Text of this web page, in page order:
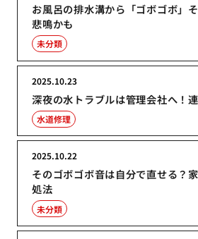
お風呂の排水溝から「ゴボゴボ」
悲鳴かも
未分類
深夜の水トラブルは管理会社へ！
2025.10.23
水道修理
そのゴボゴボ音は自分で直せる？
処法
2025.10.22
未分類